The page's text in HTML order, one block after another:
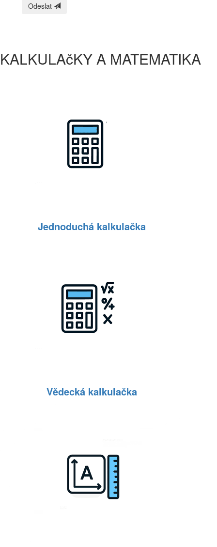
Odeslat
KALKULAčKY A MATEMATIKA
Jednoduchá kalkulačka
Vědecká kalkulačka